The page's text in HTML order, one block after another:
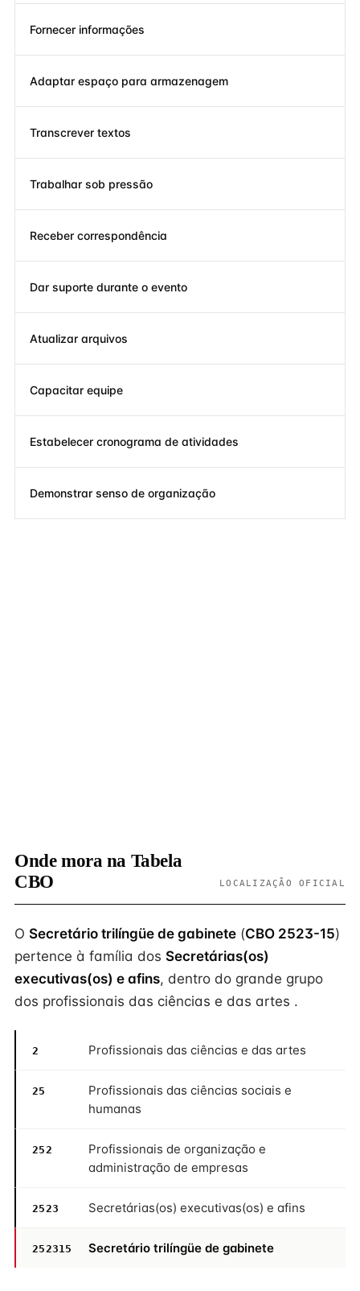
Fornecer informações
Adaptar espaço para armazenagem
Transcrever textos
Trabalhar sob pressão
Receber correspondência
Dar suporte durante o evento
Atualizar arquivos
Capacitar equipe
Estabelecer cronograma de atividades
Demonstrar senso de organização
Onde mora na Tabela
CBO
LOCALIZAÇÃO OFICIAL
O Secretário trilíngüe de gabinete (CBO 2523-15)
pertence à família dos Secretárias(os)
executivas(os) e afins, dentro do grande grupo
dos profissionais das ciências e das artes .
2 Profissionais das ciências e das artes
25
Profissionais das ciências sociais e
humanas
252
Profissionais de organização e
administração de empresas
2523 Secretárias(os) executivas(os) e afins
252315 Secretário trilíngüe de gabinete